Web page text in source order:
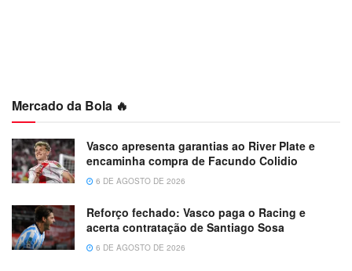
Mercado da Bola 🔥
Vasco apresenta garantias ao River Plate e
encaminha compra de Facundo Colidio
6 DE AGOSTO DE 2026
Reforço fechado: Vasco paga o Racing e
acerta contratação de Santiago Sosa
6 DE AGOSTO DE 2026